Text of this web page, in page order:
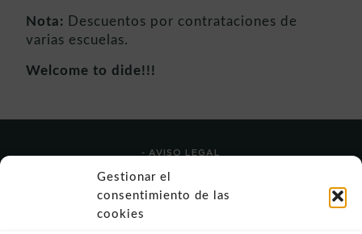
Gestionar el
consentimiento de las
cookies
Nota: Descuentos por contrataciones de
varias escuelas.
Welcome to dide!!!
- AVISO LEGAL
- POLÍTICA DE USO
- POLÍTICA DE PRIVACIDAD
- POLÍTICA DE COOKIES (UE)